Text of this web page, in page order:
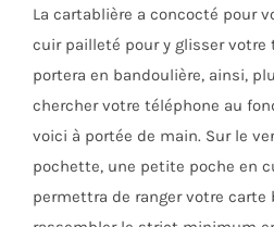
La cartablière a concocté pour
cuir pailleté pour y glisser votre
portera en bandoulière, ainsi,
chercher votre téléphone au
voici à portée de main. Sur le
pochette, une petite poche en
permettra de ranger votre carte